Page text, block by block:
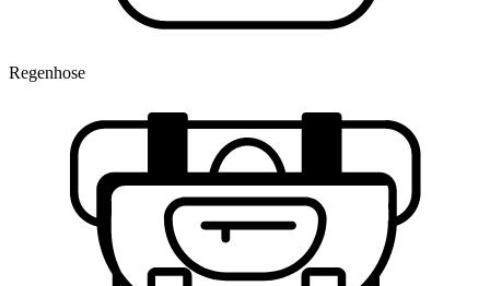
Regenhose